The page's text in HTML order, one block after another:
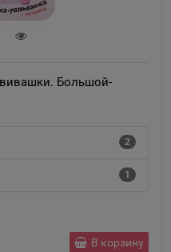
Большой-
2
1
В корзину